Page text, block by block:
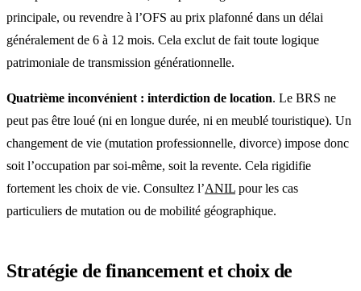
principale, ou revendre à l’OFS au prix plafonné dans un délai
généralement de 6 à 12 mois. Cela exclut de fait toute logique
patrimoniale de transmission générationnelle.
Quatrième inconvénient : interdiction de location. Le BRS ne
peut pas être loué (ni en longue durée, ni en meublé touristique). Un
changement de vie (mutation professionnelle, divorce) impose donc
soit l’occupation par soi-même, soit la revente. Cela rigidifie
fortement les choix de vie. Consultez l’ANIL pour les cas
particuliers de mutation ou de mobilité géographique.
Stratégie de financement et choix de